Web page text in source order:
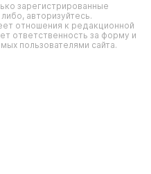
зарегистрированные
авторизуйтесь.
отношения к редакционной
ответственность за форму и
пользователями сайта.